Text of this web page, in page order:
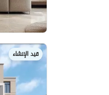
قيد الإنشاء